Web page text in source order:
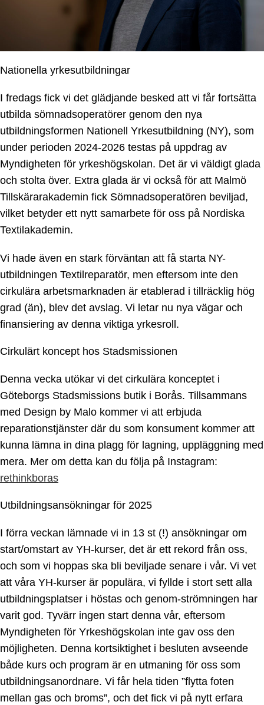
Nationella yrkesutbildningar
I fredags fick vi det glädjande besked att vi får fortsätta
utbilda sömnadsoperatörer genom den nya
utbildningsformen Nationell Yrkesutbildning (NY), som
under perioden 2024-2026 testas på uppdrag av
Myndigheten för yrkeshögskolan. Det är vi väldigt glada
och stolta över. Extra glada är vi också för att Malmö
Tillskärarakademin fick Sömnadsoperatören beviljad,
vilket betyder ett nytt samarbete för oss på Nordiska
Textilakademin.
Vi hade även en stark förväntan att få starta NY-
utbildningen Textilreparatör, men eftersom inte den
cirkulära arbetsmarknaden är etablerad i tillräcklig hög
grad (än), blev det avslag. Vi letar nu nya vägar och
finansiering av denna viktiga yrkesroll.
Cirkulärt koncept hos Stadsmissionen
Denna vecka utökar vi det cirkulära konceptet i
Göteborgs Stadsmissions butik i Borås. Tillsammans
med Design by Malo kommer vi att erbjuda
reparationstjänster där du som konsument kommer att
kunna lämna in dina plagg för lagning, uppläggning med
mera. Mer om detta kan du följa på Instagram:
rethinkboras
Utbildningsansökningar för 2025
I förra veckan lämnade vi in 13 st (!) ansökningar om
start/omstart av YH-kurser, det är ett rekord från oss,
och som vi hoppas ska bli beviljade senare i vår. Vi vet
att våra YH-kurser är populära, vi fyllde i stort sett alla
utbildningsplatser i höstas och genom-strömningen har
varit god. Tyvärr ingen start denna vår, eftersom
Myndigheten för Yrkeshögskolan inte gav oss den
möjligheten. Denna kortsiktighet i besluten avseende
både kurs och program är en utmaning för oss som
utbildningsanordnare. Vi får hela tiden ”flytta foten
mellan gas och broms”, och det fick vi på nytt erfara